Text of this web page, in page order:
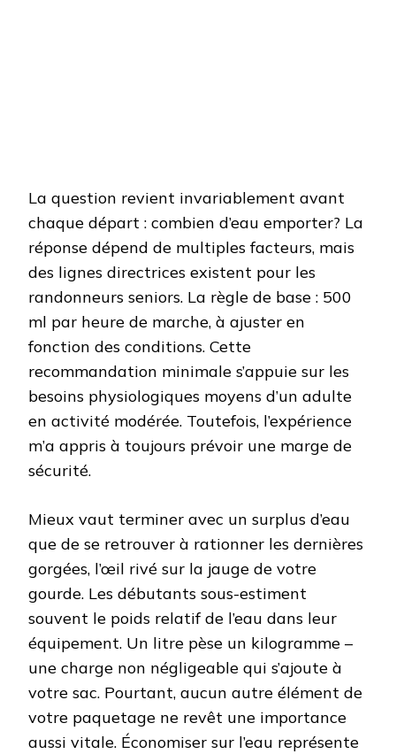
La question revient invariablement avant
chaque départ : combien d’eau emporter? La
réponse dépend de multiples facteurs, mais
des lignes directrices existent pour les
randonneurs seniors. La règle de base : 500
ml par heure de marche, à ajuster en
fonction des conditions. Cette
recommandation minimale s’appuie sur les
besoins physiologiques moyens d’un adulte
en activité modérée. Toutefois, l’expérience
m’a appris à toujours prévoir une marge de
sécurité.
Mieux vaut terminer avec un surplus d’eau
que de se retrouver à rationner les dernières
gorgées, l’œil rivé sur la jauge de votre
gourde. Les débutants sous-estiment
souvent le poids relatif de l’eau dans leur
équipement. Un litre pèse un kilogramme –
une charge non négligeable qui s’ajoute à
votre sac. Pourtant, aucun autre élément de
votre paquetage ne revêt une importance
aussi vitale. Économiser sur l’eau représente